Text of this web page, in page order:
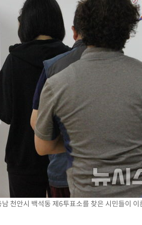
천안시 백석동 제6투표소를 찾은 시민들이 이